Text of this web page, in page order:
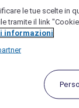
le tue scelte in
tramite il link
informazioni